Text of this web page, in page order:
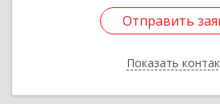
Отправить
Показать
Отправить
Назад